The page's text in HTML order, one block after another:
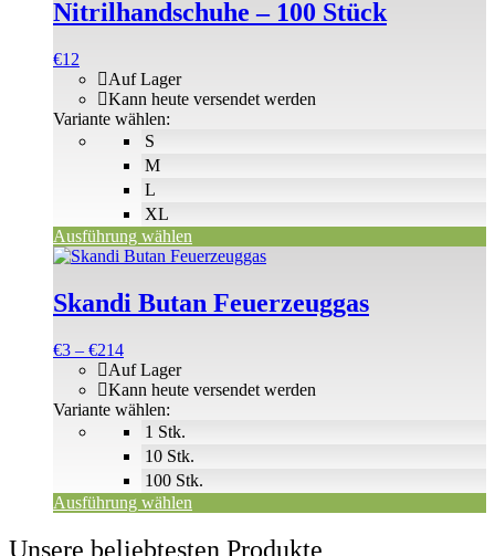
Nitrilhandschuhe – 100 Stück
€12
S
M
L
XL
Auf Lager
Kann heute versendet werden
Variante wählen:
Ausführung wählen
weist
mehrere
auf.
Optionen
können
werden
Skandi Butan Feuerzeuggas
€3 – €214Preisspanne:
€3
bis
€214
1 Stk.
10 Stk.
100 Stk.
Auf Lager
Kann heute versendet werden
Variante wählen:
Ausführung wählen
Dieses
weist
mehrere
auf.
Optionen
können
gewählt
werden
Unsere beliebtesten Produkte